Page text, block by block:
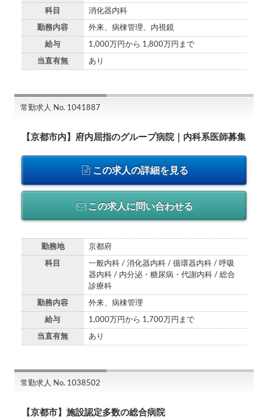
科目 消化器内科
勤務内容 外来、病棟管理、内視鏡
給与 1,000万円から 1,800万円まで
当直有無 あり
常勤求人 No. 1041887
【京都市内】府内屈指のグループ病院｜内科系医師募集
この求人の詳細を見る
この求人に問い合わせる
勤務地 京都府
科目
一般内科 / 消化器内科 / 循環器内科 / 呼吸
器内科 / 内分泌・糖尿病・代謝内科 / 総合
診療科
勤務内容 外来、病棟管理
給与 1,000万円から 1,700万円まで
当直有無 あり
常勤求人 No. 1038502
【京都市】施設認定多数の総合病院